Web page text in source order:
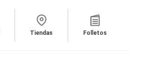
Tiendas Folletos